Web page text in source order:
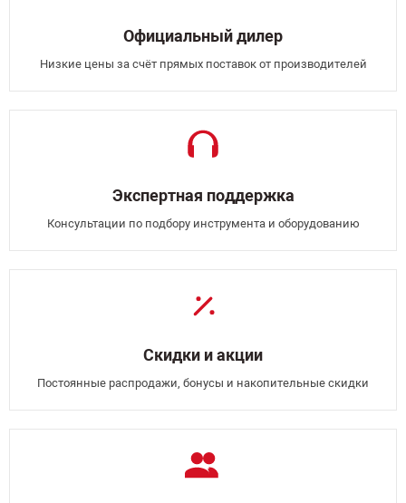
Официальный дилер
Низкие цены за счёт прямых поставок от производителей
Экспертная поддержка
Консультации по подбору инструмента и оборудованию
Скидки и акции
Постоянные распродажи, бонусы и накопительные скидки